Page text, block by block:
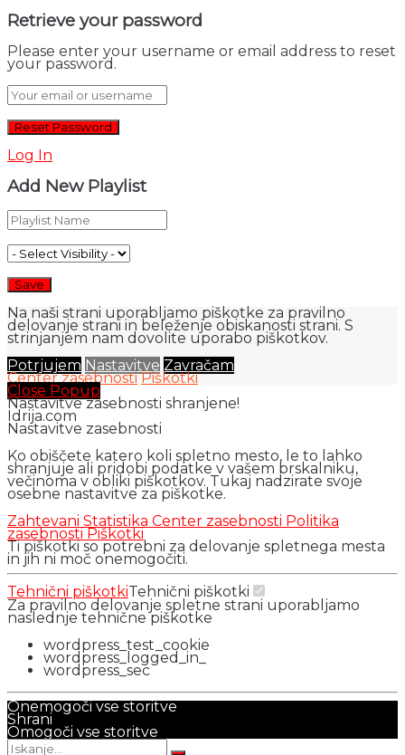
Retrieve your password
Please enter your username or email address to reset
your password.
Log In
Add New Playlist
Na naši strani uporabljamo piškotke za pravilno
delovanje strani in beleženje obiskanosti strani. S
strinjanjem nam dovolite uporabo piškotkov.
Potrjujem Nastavitve Zavračam
Center zasebnosti Piškotki
Close Popup
Nastavitve zasebnosti shranjene!
Idrija.com
Nastavitve zasebnosti
Ko obiščete katero koli spletno mesto, le to lahko
shranjuje ali pridobi podatke v vašem brskalniku,
večinoma v obliki piškotkov. Tukaj nadzirate svoje
osebne nastavitve za piškotke.
Zahtevani Statistika Center zasebnosti Politika
zasebnosti Piškotki
Ti piškotki so potrebni za delovanje spletnega mesta
in jih ni moč onemogočiti.
Tehnični piškotkiTehnični piškotki
Za pravilno delovanje spletne strani uporabljamo
naslednje tehnične piškotke
wordpress_test_cookie
wordpress_logged_in_
wordpress_sec
Onemogoči vse storitve
Shrani
Omogoči vse storitve